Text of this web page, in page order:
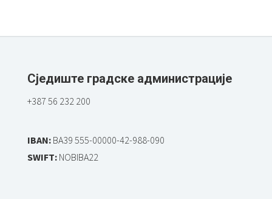
Сједиште градске администрације
+387 56 232 200
IBAN:BA39 555-00000-42-988-090
SWIFT:NOBIBA22